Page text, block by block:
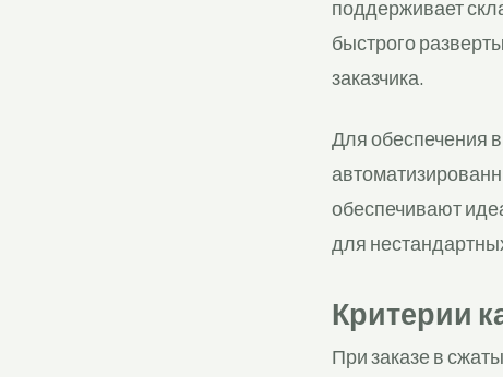
поддерживает
быстрого
заказчика.
Для обеспечения
обеспечивают
для
Критерии
При заказе в